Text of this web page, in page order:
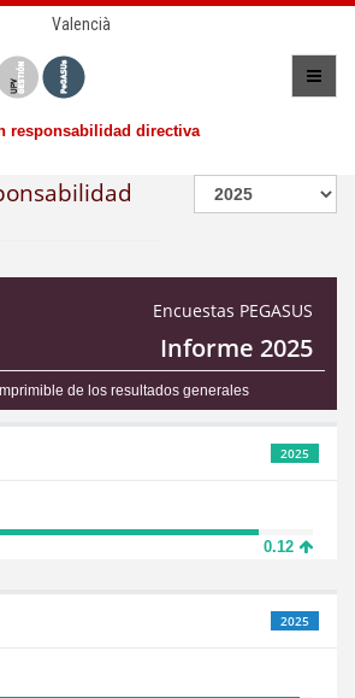
Valencià
responsabilidad directiva
Encuestas PEGASUS
Informe 2025
de los resultados generales
2025
0.12
2025